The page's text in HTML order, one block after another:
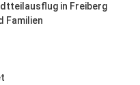
in Freiberg
Familien